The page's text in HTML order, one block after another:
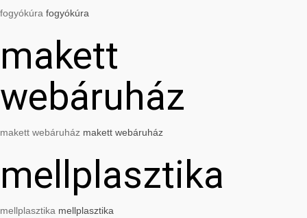
fogyókúra fogyókúra
makett
webáruház
makett webáruház makett webáruház
mellplasztika
mellplasztika mellplasztika